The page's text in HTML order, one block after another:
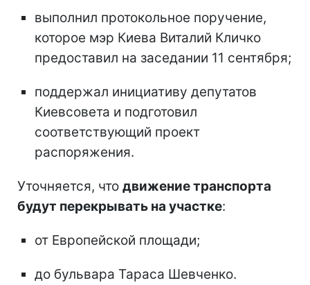
выполнил протокольное поручение,
которое мэр Киева Виталий Кличко
предоставил на заседании 11 сентября;
поддержал инициативу депутатов
Киевсовета и подготовил
соответствующий проект
распоряжения.
Уточняется, что движение транспорта
будут перекрывать на участке:
от Европейской площади;
до бульвара Тараса Шевченко.